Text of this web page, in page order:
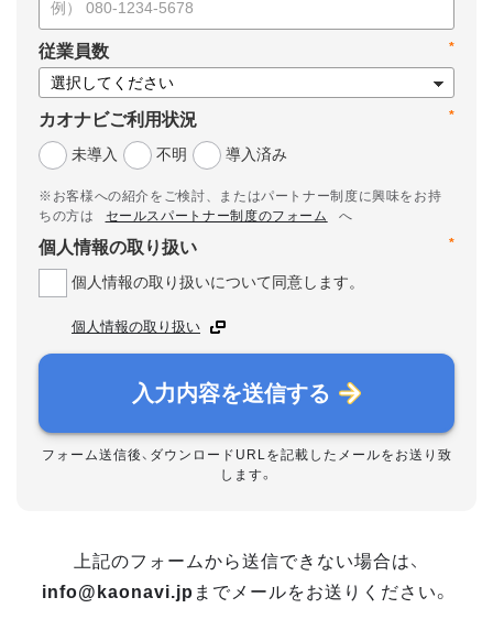
*
従業員数
*
カオナビご利用状況
未導入
不明 導入済み
※お客様への紹介をご検討、またはパートナー制度に興味をお持
ちの方は
セールスパートナー制度のフォーム
へ
*
個人情報の取り扱い
個人情報の取り扱いについて同意します。
個人情報の取り扱い
入力内容を送信する
フォーム送信後、ダウンロードURLを記載したメールをお送り致
します。
上記のフォームから送信できない場合は、
info@kaonavi.jp までメールをお送りください。